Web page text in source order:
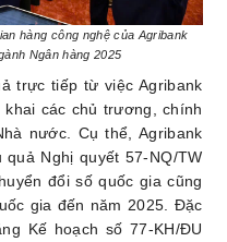
hàng công nghệ của Agribank
Ngân hàng 2025
trực tiếp từ việc Agribank
các chủ trương, chính
nước. Cụ thể, Agribank
Nghị quyết 57-NQ/TW
đổi số quốc gia cũng
gia đến năm 2025. Đặc
Kế hoạch số 77-KH/ĐU